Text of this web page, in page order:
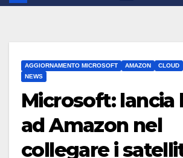
AGGIORNAMENTO MICROSOFT AMAZON CLOUD
NEWS
Microsoft: lancia
ad Amazon nel
collegare i